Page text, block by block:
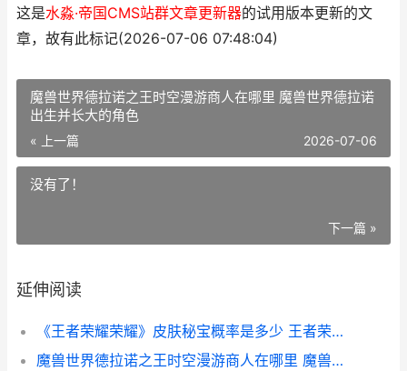
这是水淼·帝国CMS站群文章更新器的试用版本更新的文
章，故有此标记(2026-07-06 07:48:04)
魔兽世界德拉诺之王时空漫游商人在哪里 魔兽世界德拉诺
出生并长大的角色
« 上一篇 2026-07-06
没有了！
下一篇 »
延伸阅读
《王者荣耀荣耀》皮肤秘宝概率是多少 王者荣耀荣耀黄金是什么段位
魔兽世界德拉诺之王时空漫游商人在哪里 魔兽世界德拉诺出生并长大的角色